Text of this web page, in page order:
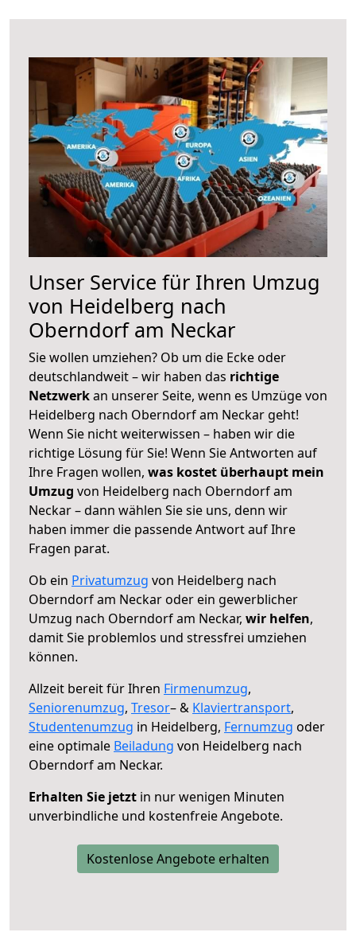
Unser Service für Ihren Umzug
von Heidelberg nach
Oberndorf am Neckar
Sie wollen umziehen? Ob um die Ecke oder
deutschlandweit – wir haben das richtige
Netzwerkan unserer Seite, wenn es Umzüge von
Heidelberg nach Oberndorf am Neckar geht!
Wenn Sie nicht weiterwissen – haben wir die
richtige Lösung für Sie! Wenn Sie Antworten auf
Ihre Fragen wollen, was kostet überhaupt mein
Umzug von Heidelberg nach Oberndorf am
Neckar – dann wählen Sie sie uns, denn wir
haben immer die passende Antwort auf Ihre
Fragen parat.
Ob ein Privatumzug von Heidelberg nach
Oberndorf am Neckar oder ein gewerblicher
Umzug nach Oberndorf am Neckar, wir helfen,
damit Sie problemlos und stressfrei umziehen
können.
Allzeit bereit für Ihren Firmenumzug,
Seniorenumzug, Tresor– & Klaviertransport,
Studentenumzug in Heidelberg, Fernumzug oder
eine optimale Beiladung von Heidelberg nach
Oberndorf am Neckar.
Erhalten Sie jetzt in nur wenigen Minuten
unverbindliche und kostenfreie Angebote.
Kostenlose Angebote erhalten